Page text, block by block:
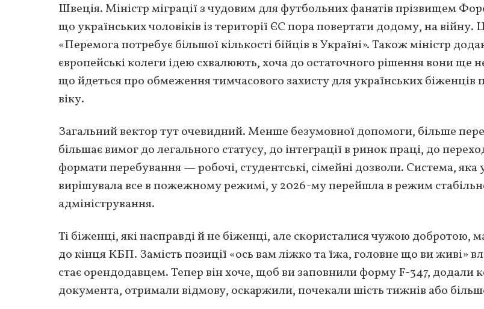
Швеція. Міністр міграції з чудовим для футбольних фанатів прізвищем
що українських чоловіків із території ЄС пора повертати додому, на війну.
«Перемога потребує більшої кількості бійців в Україні». Також міністр
європейські колеги ідею схвалюють, хоча до остаточного рішення вони ще
що йдеться про обмеження тимчасового захисту для українських біженців
віку.
Загальний вектор тут очевидний. Менше безумовної допомоги, більше
більшає вимог до легального статусу, до інтеграції в ринок праці, до
формати перебування — робочі, студентські, сімейні дозволи. Система, яка
вирішувала все в пожежному режимі, у 2026-му перейшла в режим
адміністрування.
Ті біженці, які насправді й не біженці, але скористалися чужою добротою,
до кінця КБП. Замість позиції «ось вам ліжко та їжа, головне що ви живі»
стає орендодавцем. Тепер він хоче, щоб ви заповнили форму F-347, додали
документа, отримали відмову, оскаржили, почекали шість тижнів або